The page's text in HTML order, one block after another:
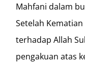
Mahfani dalam
Setelah
terhadap Allah
pengakuan atas